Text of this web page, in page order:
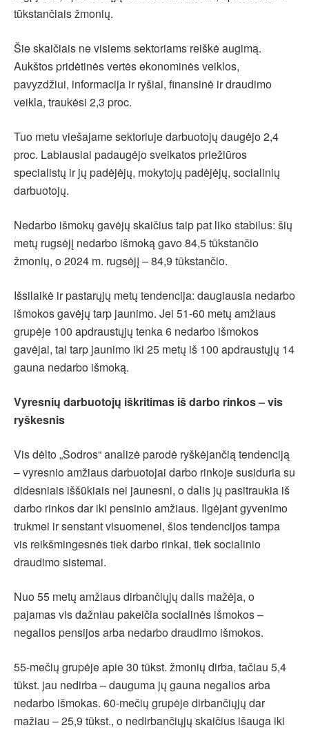
tūkstančiais žmonių.
Šie skaičiais ne visiems sektoriams reiškė augimą.
Aukštos pridėtinės vertės ekonominės veiklos,
pavyzdžiui, informacija ir ryšiai, finansinė ir draudimo
veikla, traukėsi 2,3 proc.
Tuo metu viešajame sektoriuje darbuotojų daugėjo 2,4
proc. Labiausiai padaugėjo sveikatos priežiūros
specialistų ir jų padėjėjų, mokytojų padėjėjų, socialinių
darbuotojų.
Nedarbo išmokų gavėjų skaičius taip pat liko stabilus: šių
metų rugsėjį nedarbo išmoką gavo 84,5 tūkstančio
žmonių, o 2024 m. rugsėjį – 84,9 tūkstančio.
Išsilaikė ir pastarųjų metų tendencija: daugiausia nedarbo
išmokos gavėjų tarp jaunimo. Jei 51-60 metų amžiaus
grupėje 100 apdraustųjų tenka 6 nedarbo išmokos
gavėjai, tai tarp jaunimo iki 25 metų iš 100 apdraustųjų 14
gauna nedarbo išmoką.
Vyresnių darbuotojų iškritimas iš darbo rinkos – vis
ryškesnis
Vis dėlto „Sodros“ analizė parodė ryškėjančią tendenciją
– vyresnio amžiaus darbuotojai darbo rinkoje susiduria su
didesniais iššūkiais nei jaunesni, o dalis jų pasitraukia iš
darbo rinkos dar iki pensinio amžiaus. Ilgėjant gyvenimo
trukmei ir senstant visuomenei, šios tendencijos tampa
vis reikšmingesnės tiek darbo rinkai, tiek socialinio
draudimo sistemai.
Nuo 55 metų amžiaus dirbančiųjų dalis mažėja, o
pajamas vis dažniau pakeičia socialinės išmokos –
negalios pensijos arba nedarbo draudimo išmokos.
55-mečių grupėje apie 30 tūkst. žmonių dirba, tačiau 5,4
tūkst. jau nedirba – dauguma jų gauna negalios arba
nedarbo išmokas. 60-mečių grupėje dirbančiųjų dar
mažiau – 25,9 tūkst., o nedirbančiųjų skaičius išauga iki